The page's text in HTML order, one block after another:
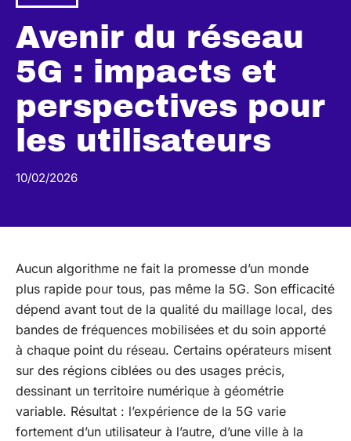
Avenir du réseau
5G : impacts et
perspectives pour
les utilisateurs
10/02/2026
Aucun algorithme ne fait la promesse d’un monde
plus rapide pour tous, pas même la 5G. Son efficacité
dépend avant tout de la qualité du maillage local, des
bandes de fréquences mobilisées et du soin apporté
à chaque point du réseau. Certains opérateurs misent
sur des régions ciblées ou des usages précis,
dessinant un territoire numérique à géométrie
variable. Résultat : l’expérience de la 5G varie
fortement d’un utilisateur à l’autre, d’une ville à la